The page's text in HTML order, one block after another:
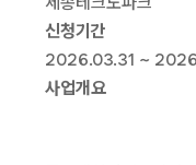
신청기간
2026.03.31 ~
사업개요